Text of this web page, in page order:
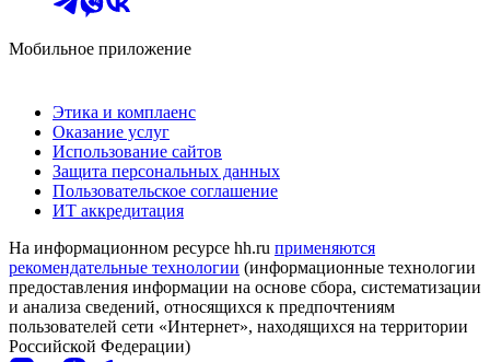
Мобильное приложение
Этика и комплаенс
Оказание услуг
Использование сайтов
Защита персональных данных
Пользовательское соглашение
ИТ аккредитация
На информационном ресурсе hh.ru применяются
рекомендательные технологии (информационные технологии
предоставления информации на основе сбора, систематизации
и анализа сведений, относящихся к предпочтениям
пользователей сети «Интернет», находящихся на территории
Российской Федерации)